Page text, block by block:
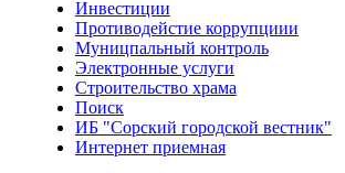
Инвестиции
Противодейстие коррупциии
Муницпальный контроль
Электронные услуги
Строительство храма
Поиск
ИБ "Сорский городской вестник"
Интернет приемная